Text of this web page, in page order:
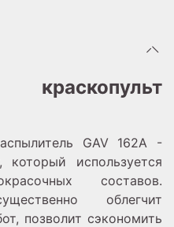
краскопульт
GAV 162А -
который используется
составов.
облегчит
позволит сэкономить